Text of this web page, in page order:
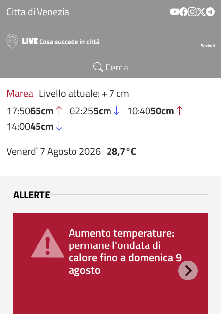
Salta al contenuto principale
Citta di Venezia
Sezioni
Cerca
Marea Livello attuale: + 7 cm
17:5065cm 02:255cm 10:4050cm
14:0045cm
Venerdì 7 Agosto 2026 28,7°C
ALLERTE
Aumento temperature:
permane l'ondata di
calore fino a domenica 9
agosto